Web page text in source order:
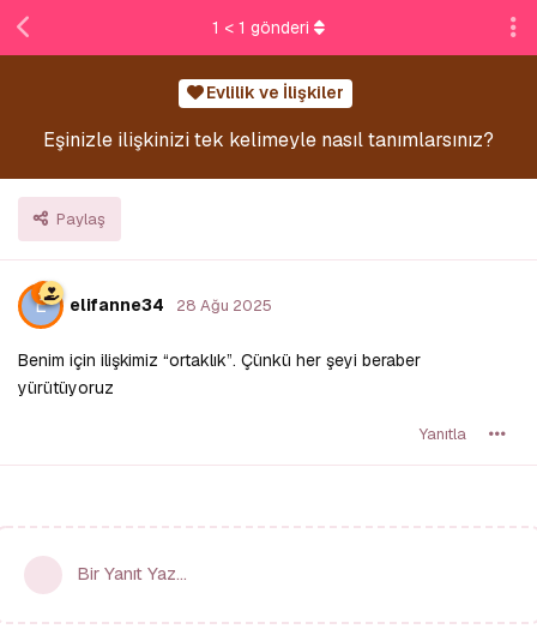
Evlilik ve İlişkiler
Eşinizle ilişkinizi tek kelimeyle nasıl tanımlarsınız?
Paylaş
1 < 1 gönderi
E elifanne34 28 Ağu 2025
Benim için ilişkimiz “ortaklık”. Çünkü her şeyi beraber
yürütüyoruz
Yanıtla
Bir Yanıt Yaz...